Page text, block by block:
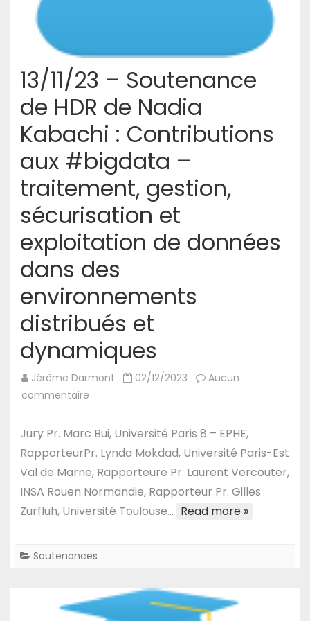
13/11/23 – Soutenance
de HDR de Nadia
Kabachi : Contributions
aux #bigdata –
traitement, gestion,
sécurisation et
exploitation de données
dans des
environnements
distribués et
dynamiques
Jérôme Darmont 02/12/2023
Aucun
commentaire
–
Soutenance
HDR
de
Nadia
:
Contributions
aux
#bigdata
Jury Pr. Marc Bui, Université Paris 8 – EPHE,
RapporteurPr. Lynda Mokdad, Université Paris-Est
Val de Marne, Rapporteure Pr. Laurent Vercouter,
INSA Rouen Normandie, Rapporteur Pr. Gilles
Zurfluh, Université Toulouse… Read more »
Soutenances